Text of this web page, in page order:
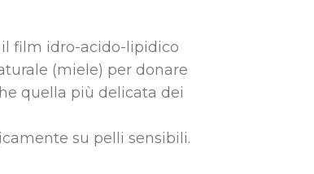
film idro-acido-lipidico
(miele) per donare
quella più delicata dei
su pelli sensibili.